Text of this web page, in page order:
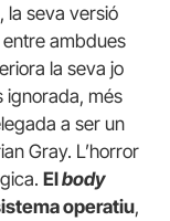
la seva versió
ambdues
la seva jo
ignorada, més
a ser un
Gray. L’horror
Elbody
operatiu,